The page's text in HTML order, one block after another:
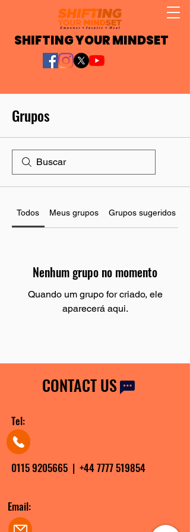
SHIFTING YOUR MINDSET
Grupos
Todos Meus grupos Grupos sugeridos
Nenhum grupo no momento
Quando um grupo for criado, ele
aparecerá aqui.
CONTACT US
Tel:
0115 9205665 | +44 7777 519854
Email: